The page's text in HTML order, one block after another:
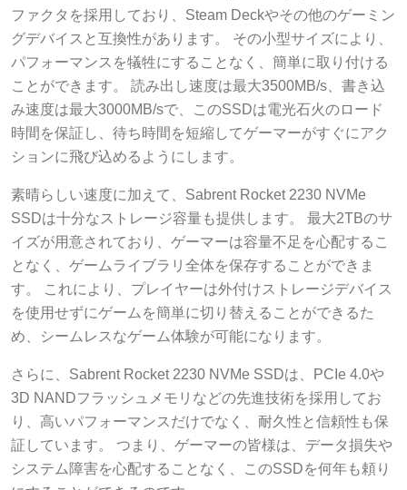
ファクタを採用しており、Steam Deckやその他のゲーミン
グデバイスと互換性があります。 その小型サイズにより、
パフォーマンスを犠牲にすることなく、簡単に取り付ける
ことができます。 読み出し速度は最大3500MB/s、書き込
み速度は最大3000MB/sで、このSSDは電光石火のロード
時間を保証し、待ち時間を短縮してゲーマーがすぐにアク
ションに飛び込めるようにします。
素晴らしい速度に加えて、Sabrent Rocket 2230 NVMe
SSDは十分なストレージ容量も提供します。 最大2TBのサ
イズが用意されており、ゲーマーは容量不足を心配するこ
となく、ゲームライブラリ全体を保存することができま
す。 これにより、プレイヤーは外付けストレージデバイス
を使用せずにゲームを簡単に切り替えることができるた
め、シームレスなゲーム体験が可能になります。
さらに、Sabrent Rocket 2230 NVMe SSDは、PCIe 4.0や
3D NANDフラッシュメモリなどの先進技術を採用してお
り、高いパフォーマンスだけでなく、耐久性と信頼性も保
証しています。 つまり、ゲーマーの皆様は、データ損失や
システム障害を心配することなく、このSSDを何年も頼り